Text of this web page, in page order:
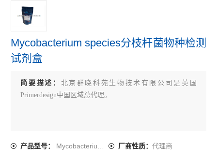
Mycobacterium species分枝杆菌物种检测
试剂盒
简要描述： 北京群晓科苑生物技术有限公司是英国
Primerdesign中国区域总代理。
产品型号： Mycobacterium species 厂商性质： 代理商